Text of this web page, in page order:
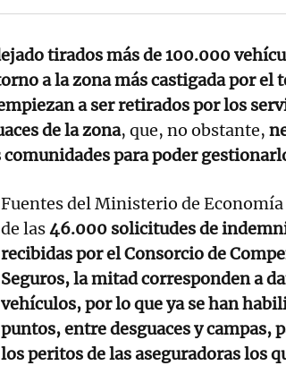
tirados más de 100.000
a la zona más castigada por el
a ser retirados por los
de la zona, que, no obstante,
comunidades para poder
Fuentes del Ministerio de
de las46.000 solicitudes de
recibidas por el Consorcio de
Seguros, la mitad corresponden a
vehículos, por lo que ya se han
puntos, entre desguaces y campas,
los peritos de las aseguradoras los